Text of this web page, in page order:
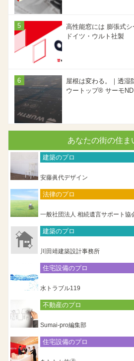
高性能窓には 膨張式
ドイツ・ウルト社製
屋根は変わる。｜透湿
ウートップ® サーモ
あなたの街の住ま
建築のプロ
安藤眞代デザイン
法律のプロ
一般社団法人 相続遺言サポート協
建築のプロ
川田靖建築設計事務所
住宅設備のプロ
水トラブル119
不動産のプロ
Sumai-pro編集部
住宅設備のプロ